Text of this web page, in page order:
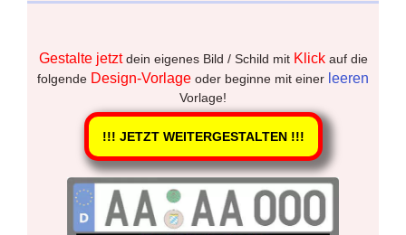
Gestalte jetztdein eigenes Bild / Schild mit Klickauf die
folgende Design-Vorlage oder beginne mit einer leeren
Vorlage!
!!! JETZT WEITERGESTALTEN !!!